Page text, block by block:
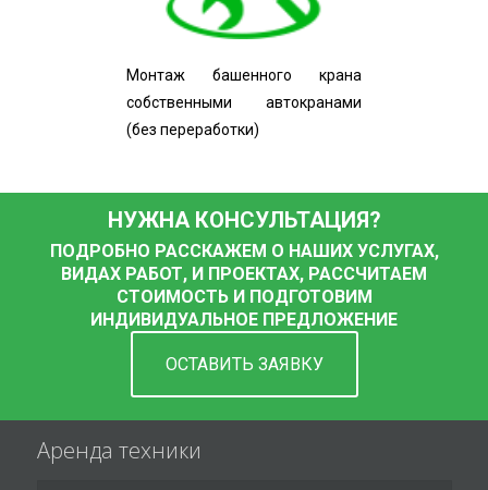
Монтаж башенного крана
собственными автокранами
(без переработки)
НУЖНА КОНСУЛЬТАЦИЯ?
ПОДРОБНО РАССКАЖЕМ О НАШИХ УСЛУГАХ,
ВИДАХ РАБОТ, И ПРОЕКТАХ, РАССЧИТАЕМ
СТОИМОСТЬ И ПОДГОТОВИМ
ИНДИВИДУАЛЬНОЕ ПРЕДЛОЖЕНИЕ
ОСТАВИТЬ ЗАЯВКУ
Аренда техники